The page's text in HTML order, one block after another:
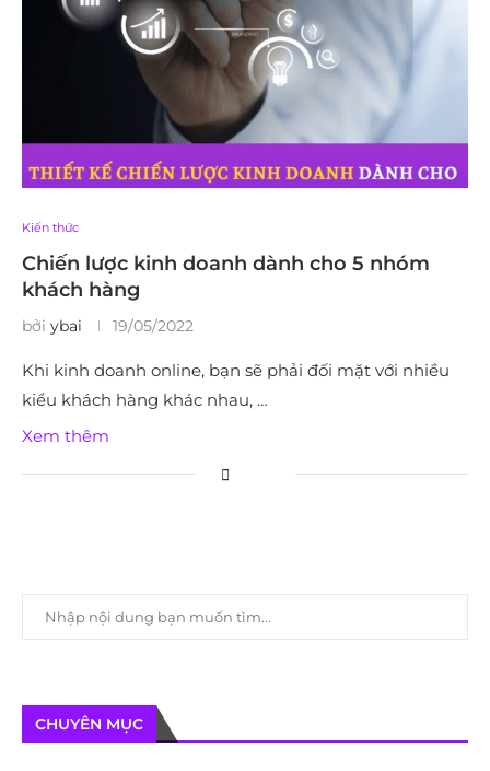
Kiến thức
Chiến lược kinh doanh dành cho 5 nhóm
khách hàng
bởi ybai 19/05/2022
Khi kinh doanh online, bạn sẽ phải đối mặt với nhiều
kiểu khách hàng khác nhau, …
Xem thêm
CHUYÊN MỤC